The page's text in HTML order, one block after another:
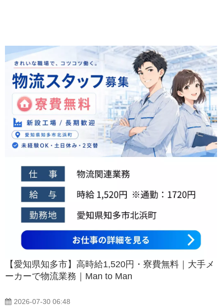
【愛知県知多市】高時給1,520円・寮費無料｜大手メ
ーカーで物流業務｜Man to Man
2026-07-30 06:48